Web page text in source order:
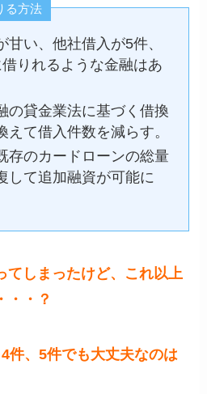
る方法
甘い、他社借入が5件、
りれるような金融はあ
の貸金業法に基づく借換
えて借入件数を減らす。
存のカードローンの総量
して追加融資が可能に
てしまったけど、これ以上
・・？
件、5件でも大丈夫なのは